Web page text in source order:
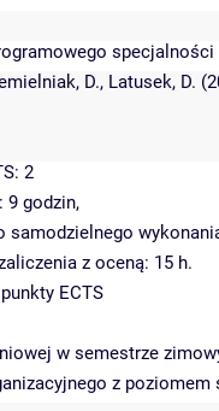
D., Latusek, D.
2
9 godzin,
samodzielnego
z oceną: 15 h.
ECTS
w semestrze
z poziomem